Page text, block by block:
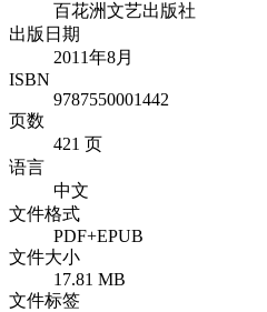
百花洲文艺出版社
出版日期
2011年8月
ISBN
9787550001442
页数
421 页
语言
中文
文件格式
PDF+EPUB
文件大小
17.81 MB
文件标签